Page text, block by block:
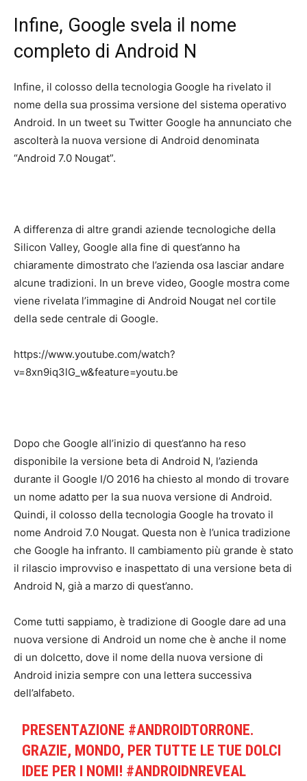
Infine, Google svela il nome
completo di Android N
Infine, il colosso della tecnologia Google ha rivelato il
nome della sua prossima versione del sistema operativo
Android. In un tweet su Twitter Google ha annunciato che
ascolterà la nuova versione di Android denominata
“Android 7.0 Nougat”.
A differenza di altre grandi aziende tecnologiche della
Silicon Valley, Google alla fine di quest’anno ha
chiaramente dimostrato che l’azienda osa lasciar andare
alcune tradizioni. In un breve video, Google mostra come
viene rivelata l’immagine di Android Nougat nel cortile
della sede centrale di Google.
https://www.youtube.com/watch?
v=8xn9iq3lG_w&feature=youtu.be
Dopo che Google all’inizio di quest’anno ha reso
disponibile la versione beta di Android N, l’azienda
durante il Google I/O 2016 ha chiesto al mondo di trovare
un nome adatto per la sua nuova versione di Android.
Quindi, il colosso della tecnologia Google ha trovato il
nome Android 7.0 Nougat. Questa non è l’unica tradizione
che Google ha infranto. Il cambiamento più grande è stato
il rilascio improvviso e inaspettato di una versione beta di
Android N, già a marzo di quest’anno.
Come tutti sappiamo, è tradizione di Google dare ad una
nuova versione di Android un nome che è anche il nome
di un dolcetto, dove il nome della nuova versione di
Android inizia sempre con una lettera successiva
dell’alfabeto.
PRESENTAZIONE #ANDROIDTORRONE.
GRAZIE, MONDO, PER TUTTE LE TUE DOLCI
IDEE PER I NOMI! #ANDROIDNREVEAL